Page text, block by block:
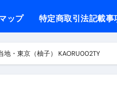
らはぎ痩せ本当に効果ある？
する私の考え方と実践方法を
ィン】運動なしで2ヶ月で
ップ 特定商取引法記載事
地・東京（柚子） KAORU002TY